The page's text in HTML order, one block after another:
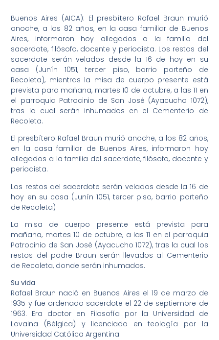
Buenos Aires (AICA): El presbítero Rafael Braun murió
anoche, a los 82 años, en la casa familiar de Buenos
Aires, informaron hoy allegados a la familia del
sacerdote, filósofo, docente y periodista. Los restos del
sacerdote serán velados desde la 16 de hoy en su
casa (Junín 1051, tercer piso, barrio porteño de
Recoleta), mientras la misa de cuerpo presente está
prevista para mañana, martes 10 de octubre, a las 11 en
el parroquia Patrocinio de San José (Ayacucho 1072),
tras la cual serán inhumados en el Cementerio de
Recoleta.
El presbítero Rafael Braun murió anoche, a los 82 años,
en la casa familiar de Buenos Aires, informaron hoy
allegados a la familia del sacerdote, filósofo, docente y
periodista.
Los restos del sacerdote serán velados desde la 16 de
hoy en su casa (Junín 1051, tercer piso, barrio porteño
de Recoleta)
La misa de cuerpo presente está prevista para
mañana, martes 10 de octubre, a las 11 en el parroquia
Patrocinio de San José (Ayacucho 1072), tras la cual los
restos del padre Braun serán llevados al Cementerio
de Recoleta, donde serán inhumados.
Su vida
Rafael Braun nació en Buenos Aires el 19 de marzo de
1935 y fue ordenado sacerdote el 22 de septiembre de
1963. Era doctor en Filosofía por la Universidad de
Lovaina (Bélgica) y licenciado en teología por la
Universidad Católica Argentina.